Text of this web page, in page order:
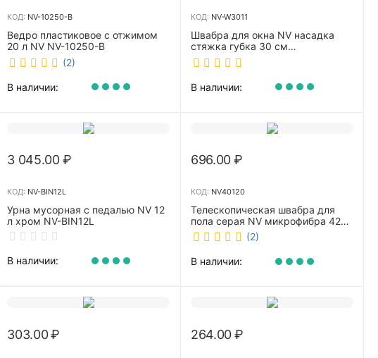
КОД: NV-10250-B
Ведро пластиковое с отжимом
20 л NV NV-10250-B
(2)
В наличии:
КОД: NV-W3011
Швабра для окна NV насадка
стяжка губка 30 см
телескопическая рукоятка 70-
110 см NV-W3011
В наличии:
3 045.00 ₽
КОД: NV-BIN12L
Урна мусорная с педалью NV 12
л хром NV-BIN12L
В наличии:
696.00₽
КОД: NV40120
Телескопическая швабра для
пола серая NV микрофибра 42
см NV40120(2)
В наличии:
303.00₽ 264.00₽